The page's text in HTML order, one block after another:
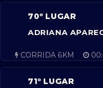
70º LUGAR
ADRIANA
CORRIDA 6KM
71º LUGAR